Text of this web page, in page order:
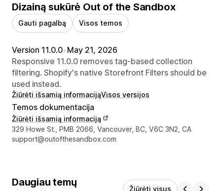
Dizainą sukūrė Out of the Sandbox
Gauti pagalbą Visos temos
Version 11.0.0•May 21, 2026
Responsive 11.0.0 removes tag-based collection
filtering. Shopify's native Storefront Filters should be
used instead.
Žiūrėti išsamią informacijąVisos versijos
Temos dokumentacija
Žiūrėti išsamią informaciją
Kūrėjo kontaktiniai duomenys
329 Howe St., PMB 2066, Vancouver, BC, V6C 3N2, CA
support@outofthesandbox.com
Daugiau temų
Žiūrėti visus